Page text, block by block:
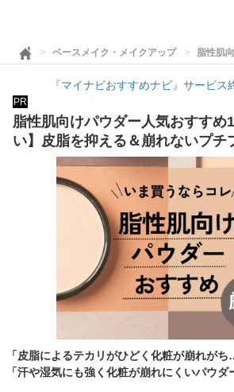
ベースメイク・メイクアップ 脂性肌
『マイナビおすすめナビ』サービス
PR
脂性肌向けパウダー人気おすすめ
い】皮脂を抑える＆崩れないプチ
「皮脂によるテカリがひどく化粧が崩れが
「汗や湿気にも強く化粧が崩れにくいパウダ